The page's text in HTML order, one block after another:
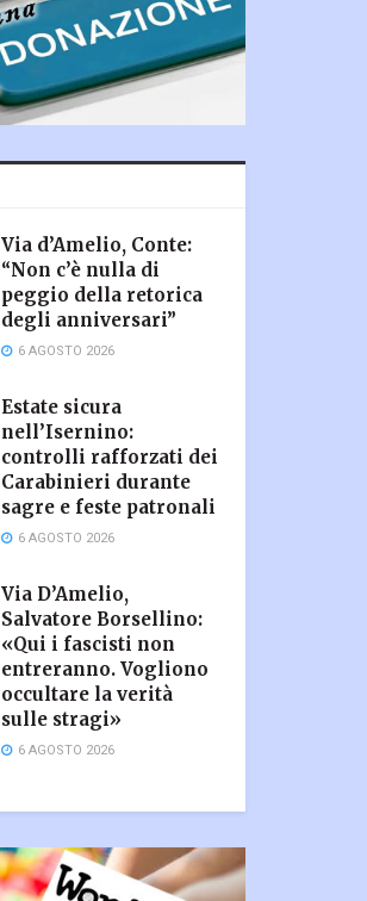
Via d’Amelio, Conte:
“Non c’è nulla di
peggio della retorica
degli anniversari”
6 AGOSTO 2026
Estate sicura
nell’Isernino:
controlli rafforzati dei
Carabinieri durante
sagre e feste patronali
6 AGOSTO 2026
Via D’Amelio,
Salvatore Borsellino:
«Qui i fascisti non
entreranno. Vogliono
occultare la verità
sulle stragi»
6 AGOSTO 2026